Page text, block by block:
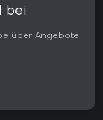
bei
über Angebote